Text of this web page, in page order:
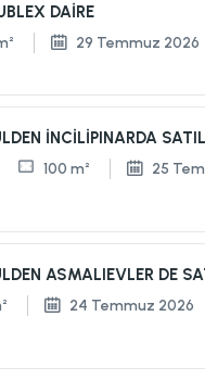
DAİRE
29 Temmuz 2026
İNCİLİPINARDA
100 m² 25
ASMALIEVLER DE
24 Temmuz 2026